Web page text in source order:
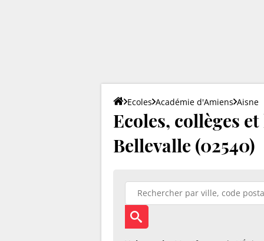
Ecoles Académie d'Amiens Aisne
Ecoles, collèges
Bellevalle (02540)